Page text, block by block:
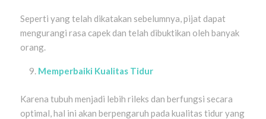
Seperti yang telah dikatakan sebelumnya, pijat dapat
mengurangi rasa capek dan telah dibuktikan oleh banyak
orang.
Memperbaiki Kualitas Tidur
Karena tubuh menjadi lebih rileks dan berfungsi secara
optimal, hal ini akan berpengaruh pada kualitas tidur yang